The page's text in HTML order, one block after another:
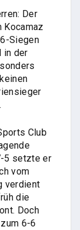
Der
Kocamaz
Siegen
in der
Club
5 setzte er
vom
verdient
die
Doch
6-6